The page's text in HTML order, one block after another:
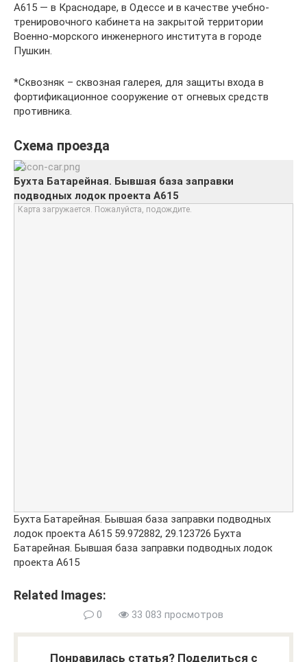
А615 — в Краснодаре, в Одессе и в качестве учебно-
тренировочного кабинета на закрытой территории
Военно-морского инженерного института в городе
Пушкин.
*Сквозняк – сквозная галерея, для защиты входа в
фортификационное сооружение от огневых средств
противника.
Схема проезда
Бухта Батарейная. Бывшая база заправки
подводных лодок проекта А615
Карта загружается. Пожалуйста, подождите.
Бухта Батарейная. Бывшая база заправки подводных
лодок проекта А615 59.972882, 29.123726 Бухта
Батарейная. Бывшая база заправки подводных лодок
проекта А615
Related Images:
0 33 083 просмотров
Понравилась статья? Поделиться с